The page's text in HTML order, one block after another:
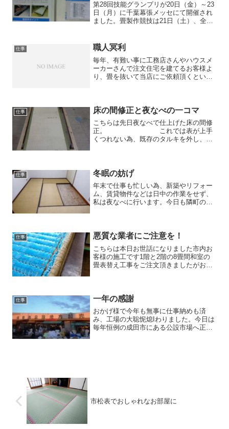
第28回技能グランプリが20日（金）～23
日（月）に千葉幕張メッセにて開催され
ました。畳製作競技は21日（土）、全国
ので応援に行きまし
た。 ...
仕事 職人冥利
毎年、有難い事に工務店さんやハウスメ
ーカーさんで注文住宅を建てるお客様よ
り、畳を抜いて当店にご依頼頂くという
め、ホームページを見て...
仕事 床の間修正と夜なべの一コマ
こちらは先日夜なべで仕上げた床の間修
正。 これでは表が上手
くつれない為、既存のタルキを外し、利
す 本式のスノコに変更、コンパ
ネ...
仕事 冬眠の妨げ
年末で仕事も忙しい為、新築やリフォー
ム、賃貸物件などは日中の作業をせず、
私は夜なべに行います。今日も隣町の賃
眠している生き物に出会う...
仕事 悪質な業者にご注意を！
こちらは本日お世話になりました市内お
客様の施工です1階と2階の8畳間和室の
畳表替え工事をご注文頂きましたがお見
えをしませんか？』と...
仕事 一年の感謝
おかげ様で今年も無事に仕事納めも済
み、工場の大聡怩熄Iわりました。今日は
毎年恒例の成田市にある公設市場へ正月
市松表でおしゃれなお部屋に